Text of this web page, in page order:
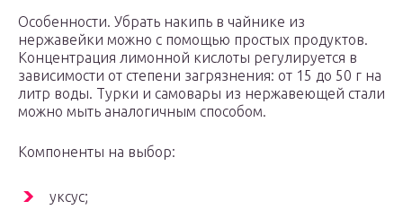
Особенности. Убрать накипь в чайнике из
нержавейки можно с помощью простых продуктов.
Концентрация лимонной кислоты регулируется в
зависимости от степени загрязнения: от 15 до 50 г на
литр воды. Турки и самовары из нержавеющей стали
можно мыть аналогичным способом.
Компоненты на выбор:
уксус;